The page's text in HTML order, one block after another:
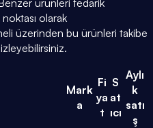
olarak
üzerinden bu ürünleri takibe
Mark
a
Fi
ya
t
S
at
ıcı
Aylı
k
satı
ş